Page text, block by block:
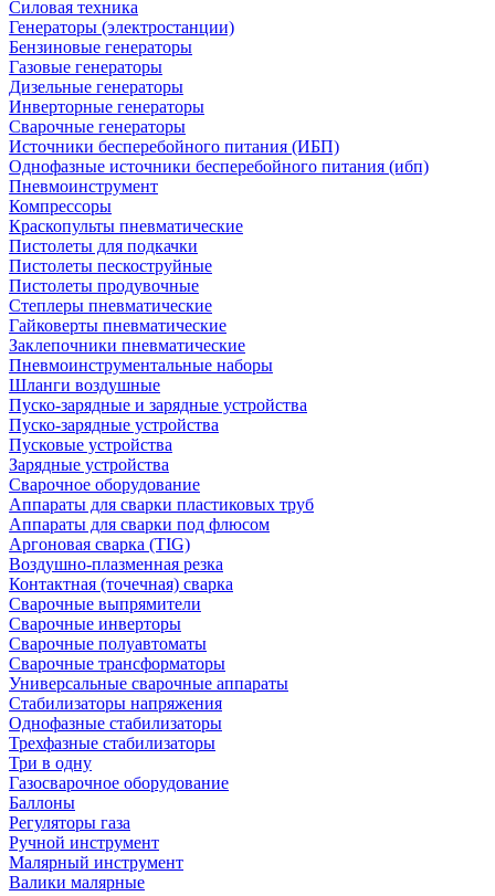
Силовая техника
Генераторы (электростанции)
Бензиновые генераторы
Газовые генераторы
Дизельные генераторы
Инверторные генераторы
Сварочные генераторы
Источники бесперебойного питания (ИБП)
Однофазные источники бесперебойного питания (ибп)
Пневмоинструмент
Компрессоры
Краскопульты пневматические
Пистолеты для подкачки
Пистолеты пескоструйные
Пистолеты продувочные
Степлеры пневматические
Гайковерты пневматические
Заклепочники пневматические
Пневмоинструментальные наборы
Шланги воздушные
Пуско-зарядные и зарядные устройства
Пуско-зарядные устройства
Пусковые устройства
Зарядные устройства
Сварочное оборудование
Аппараты для сварки пластиковых труб
Аппараты для сварки под флюсом
Аргоновая сварка (TIG)
Воздушно-плазменная резка
Контактная (точечная) сварка
Сварочные выпрямители
Сварочные инверторы
Сварочные полуавтоматы
Сварочные трансформаторы
Универсальные сварочные аппараты
Стабилизаторы напряжения
Однофазные стабилизаторы
Трехфазные стабилизаторы
Три в одну
Газосварочное оборудование
Баллоны
Регуляторы газа
Ручной инструмент
Малярный инструмент
Валики малярные